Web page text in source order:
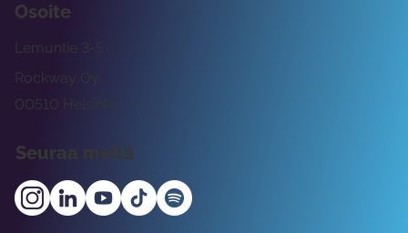
Osoite
Rockway Oy
Lemuntie 3-5
00510 Helsinki
Seuraa meitä